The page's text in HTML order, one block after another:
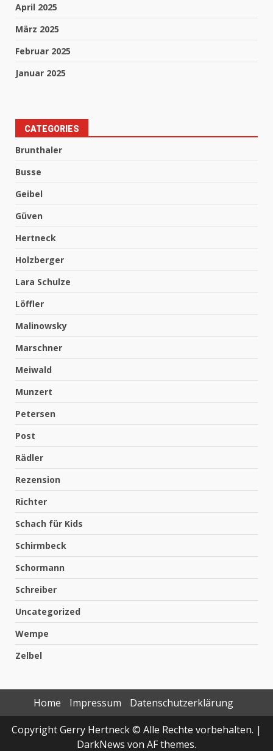
April 2025
März 2025
Februar 2025
Januar 2025
CATEGORIES
Brunthaler
Busse
Geibel
Güven
Hertneck
Holzberger
Lara Schulze
Löffler
Malinowsky
Marschner
Meiwald
Munzert
Petersen
Post
Rädler
Rezension
Richter
Schach für Kids
Schirmbeck
Schormann
Schreiber
Uncategorized
Wempe
Zelbel
Home Impressum
Datenschutzerklärung
Copyright Gerry Hertneck © Alle Rechte vorbehalten. |
DarkNews von AF themes.